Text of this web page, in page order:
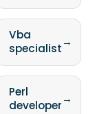
Vba
specialist→
Perl
developer→